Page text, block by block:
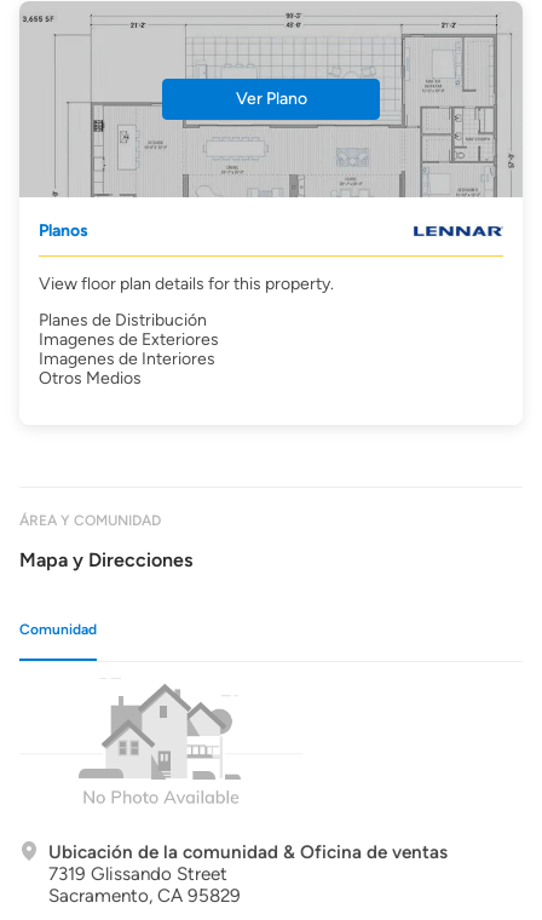
Ver Plano
Planos
View floor plan details for this property.
Planes de Distribución
Imagenes de Exteriores
Imagenes de Interiores
Otros Medios
ÁREA Y COMUNIDAD
Mapa y Direcciones
Comunidad
Ubicación de la comunidad & Oficina de ventas
7319 Glissando Street
Sacramento, CA 95829